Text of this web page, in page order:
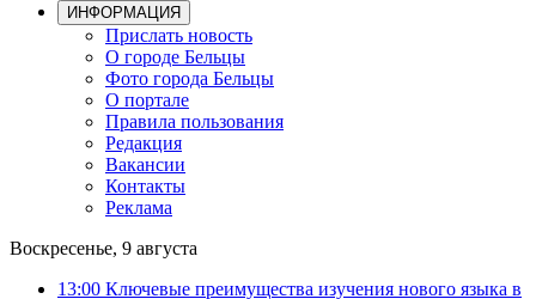
ИНФОРМАЦИЯ
Прислать новость
О городе Бельцы
Фото города Бельцы
О портале
Правила пользования
Редакция
Вакансии
Контакты
Реклама
Воскресенье, 9 августа
13:00 Ключевые преимущества изучения нового языка в